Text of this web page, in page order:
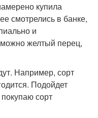
купила
смотрелись в банке,
и
желтый перец,
Например, сорт
Подойдет
сорт